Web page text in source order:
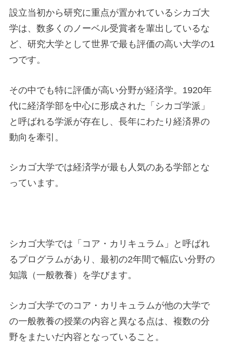
設立当初から研究に重点が置かれているシカゴ大
学は、数多くのノーベル受賞者を輩出しているな
ど、研究大学として世界で最も評価の高い大学の1
つです。
その中でも特に評価が高い分野が経済学。1920年
代に経済学部を中心に形成された「シカゴ学派」
と呼ばれる学派が存在し、長年にわたり経済界の
動向を牽引。
シカゴ大学では経済学が最も人気のある学部とな
っています。
シカゴ大学では「コア・カリキュラム」と呼ばれ
るプログラムがあり、最初の2年間で幅広い分野の
知識（一般教養）を学びます。
シカゴ大学でのコア・カリキュラムが他の大学で
の一般教養の授業の内容と異なる点は、複数の分
野をまたいだ内容となっていること。